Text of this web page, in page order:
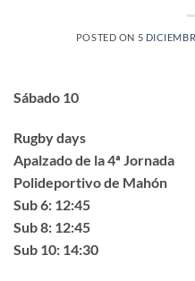
POSTED ON 5
Sábado 10
Rugby days
Apalzado de la 4ª Jornada
Polideportivo de Mahón
Sub 6: 12:45
Sub 8: 12:45
Sub 10: 14:30